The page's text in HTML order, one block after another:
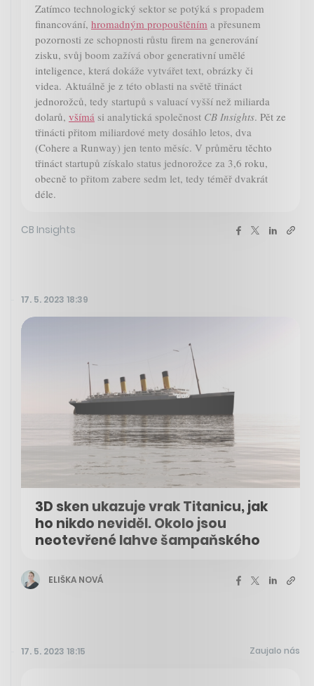
Zatímco technologický sektor se potýká s propadem
financování, hromadným propouštěním a přesunem
pozornosti ze schopnosti růstu firem na generování
zisku, svůj boom zažívá obor generativní umělé
inteligence, která dokáže vytvářet text, obrázky či
videa. Aktuálně je z této oblasti na světě třináct
jednorožců, tedy startupů s valuací vyšší než miliarda
dolarů, všímá si analytická společnost CB Insights. Pět ze
třinácti přitom miliardové mety dosáhlo letos, dva
(Cohere a Runway) jen tento měsíc. V průměru těchto
třináct startupů získalo status jednorožce za 3,6 roku,
obecně to přitom zabere sedm let, tedy téměř dvakrát
déle.
CB Insights
17. 5. 2023 18:39
3D sken ukazuje vrak Titanicu, jak
ho nikdo neviděl. Okolo jsou
neotevřené lahve šampaňského
ELIŠKA NOVÁ
17. 5. 2023 18:15 Zaujalo nás